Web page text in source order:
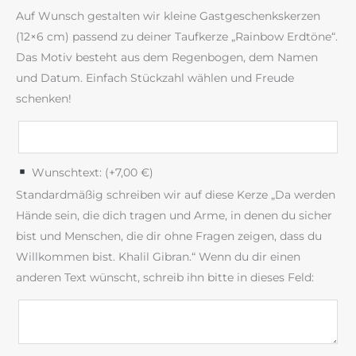
Auf Wunsch gestalten wir kleine Gastgeschenkskerzen
(12×6 cm) passend zu deiner Taufkerze „Rainbow Erdtöne“.
Das Motiv besteht aus dem Regenbogen, dem Namen
und Datum. Einfach Stückzahl wählen und Freude
schenken!
Wunschtext: (+7,00 €)
Standardmäßig schreiben wir auf diese Kerze „Da werden
Hände sein, die dich tragen und Arme, in denen du sicher
bist und Menschen, die dir ohne Fragen zeigen, dass du
Willkommen bist. Khalil Gibran.“ Wenn du dir einen
anderen Text wünscht, schreib ihn bitte in dieses Feld: